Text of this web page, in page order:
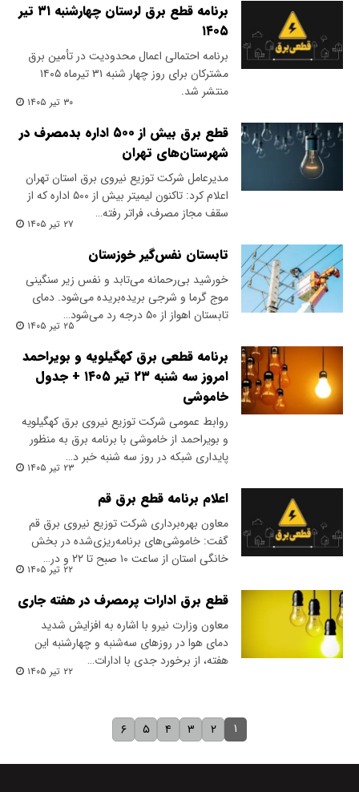
برنامه قطع برق لرستان چهارشنبه ۳۱ تیر
۱۴۰۵
برنامه احتمالی اعمال محدودیت در تأمین برق
مشترکان برای روز چهار شنبه ۳۱ تیرماه ۱۴۰۵
منتشر شد.
۳۰ تیر ۱۴۰۵
قطع برق بیش از ۵۰۰ اداره بدمصرف در
شهرستان‌های تهران
مدیرعامل شرکت توزیع نیروی برق استان تهران
اعلام کرد: تاکنون لیمیتر بیش از ۵۰۰ اداره که از
سقف مجاز مصرف، فراتر رفته…
۲۷ تیر ۱۴۰۵
تابستان نفس‌گیر خوزستان
خورشید بی‌رحمانه می‌تابد و نفس زیر سنگینی
موج گرما و شرجی بریده‌بریده می‌شود. دمای
تابستان اهواز از ۵۰ درجه رد می‌شود…
۲۵ تیر ۱۴۰۵
برنامه قطعی برق کهگیلویه و بویراحمد
امروز سه شنبه ۲۳ تیر ۱۴۰۵ + جدول
خاموشی
روابط عمومی شرکت توزیع نیروی برق کهگیلویه
و بویراحمد از خاموشی با برنامه برق به منظور
پایداری شبکه در روز سه شنبه خبر د…
۲۳ تیر ۱۴۰۵
اعلام برنامه قطع برق قم
معاون بهره‌برداری شرکت توزیع نیروی برق قم
گفت: خاموشی‌های برنامه‌ریزی‌شده در بخش
خانگی استان از ساعت ۱۰ صبح تا ۲۲ و در…
۲۲ تیر ۱۴۰۵
قطع برق ادارات پرمصرف در هفته جاری
معاون وزارت نیرو با اشاره به افزایش شدید
دمای هوا در روزهای سه‌شنبه و چهارشنبه این
هفته، از برخورد جدی با ادارات…
۲۲ تیر ۱۴۰۵
۱ ۲ ۳ ۴ ۵ ۶